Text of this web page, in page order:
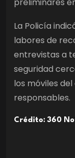
La Policía
labores de
entrevistas a
seguridad
los móviles
responsables.
Crédito: 360